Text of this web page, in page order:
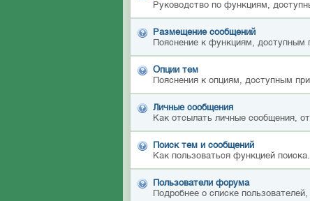
Руководство по функциям,
Размещение сообщений
Пояснение к функциям,
Опции тем
Пояснения к опциям, доступным
Личные сообщения
Как отсылать личные сообщения,
Поиск тем и сообщений
Как пользоваться функцией поиска.
Пользователи форума
Подробнее о списке